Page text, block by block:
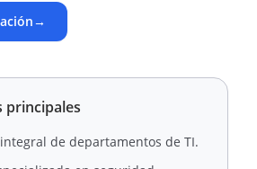
→
principales
de departamentos de TI.